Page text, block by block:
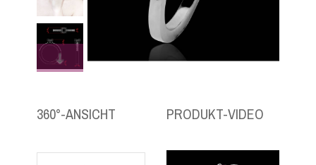
360°-ANSICHT PRODUKT-VIDEO